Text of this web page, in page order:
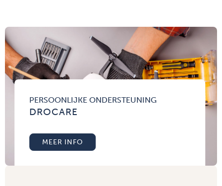
PERSOONLIJKE ONDERSTEUNING
DROCARE
MEER INFO